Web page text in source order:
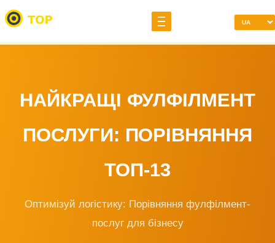
НАЙКРАЩІ ФУЛФІЛМЕНТ
ПОСЛУГИ: ПОРІВНЯННЯ
ТОП-13
Оптимізуй логістику: Порівняння фулфілмент-
послуг для бізнесу